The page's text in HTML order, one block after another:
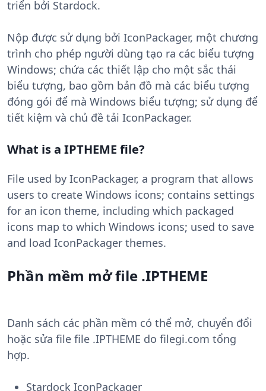
triển bởi Stardock.
Nộp được sử dụng bởi IconPackager, một chương
trình cho phép người dùng tạo ra các biểu tượng
Windows; chứa các thiết lập cho một sắc thái
biểu tượng, bao gồm bản đồ mà các biểu tượng
đóng gói để mà Windows biểu tượng; sử dụng để
tiết kiệm và chủ đề tải IconPackager.
What is a IPTHEME file?
File used by IconPackager, a program that allows
users to create Windows icons; contains settings
for an icon theme, including which packaged
icons map to which Windows icons; used to save
and load IconPackager themes.
Phần mềm mở file .IPTHEME
Danh sách các phần mềm có thể mở, chuyển đổi
hoặc sửa file file .IPTHEME do filegi.com tổng
hợp.
Stardock IconPackager